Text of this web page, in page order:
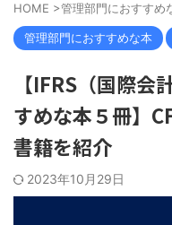
HOME >管理部門におすすめ
管理部門におすすめな本
【IFRS（国際会
すめな本５冊】
書籍を紹介
2023年10月29日